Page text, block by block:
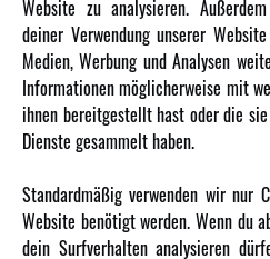
Karriere
Amewi Kataloge
MEHR VON AMEWI
Amewi Construction - Nutzfahrzeuge
Malinos - Die kreative Seite von
Website zu analysieren.
deiner Verwendung unserer
Medien, Werbung und Analysen
Informationen möglicherweise mit
ihnen bereitgestellt hast oder die
Dienste gesammelt haben.
Standardmäßig verwenden wir nur
Website benötigt werden. Wenn du
dein Surfverhalten analysieren